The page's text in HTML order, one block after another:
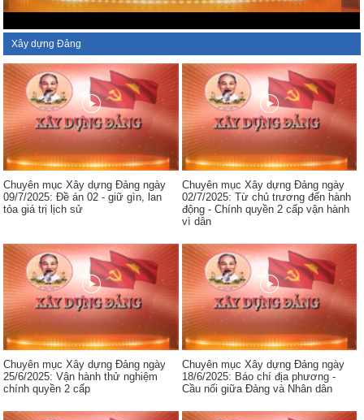
Xây dựng Đảng
Chuyên mục Xây dựng Đảng ngày
09/7/2025: Đề án 02 - giữ gìn, lan
tỏa giá trị lịch sử
Chuyên mục Xây dựng Đảng ngày
02/7/2025: Từ chủ trương đến hành
động - Chính quyền 2 cấp vận hành
vì dân
Chuyên mục Xây dựng Đảng ngày
25/6/2025: Vận hành thử nghiệm
chính quyền 2 cấp
Chuyên mục Xây dựng Đảng ngày
18/6/2025: Báo chí địa phương -
Cầu nối giữa Đảng và Nhân dân